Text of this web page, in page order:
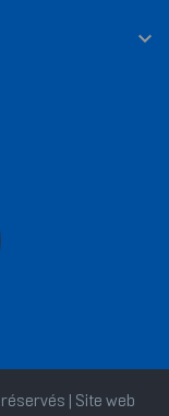

| Site web